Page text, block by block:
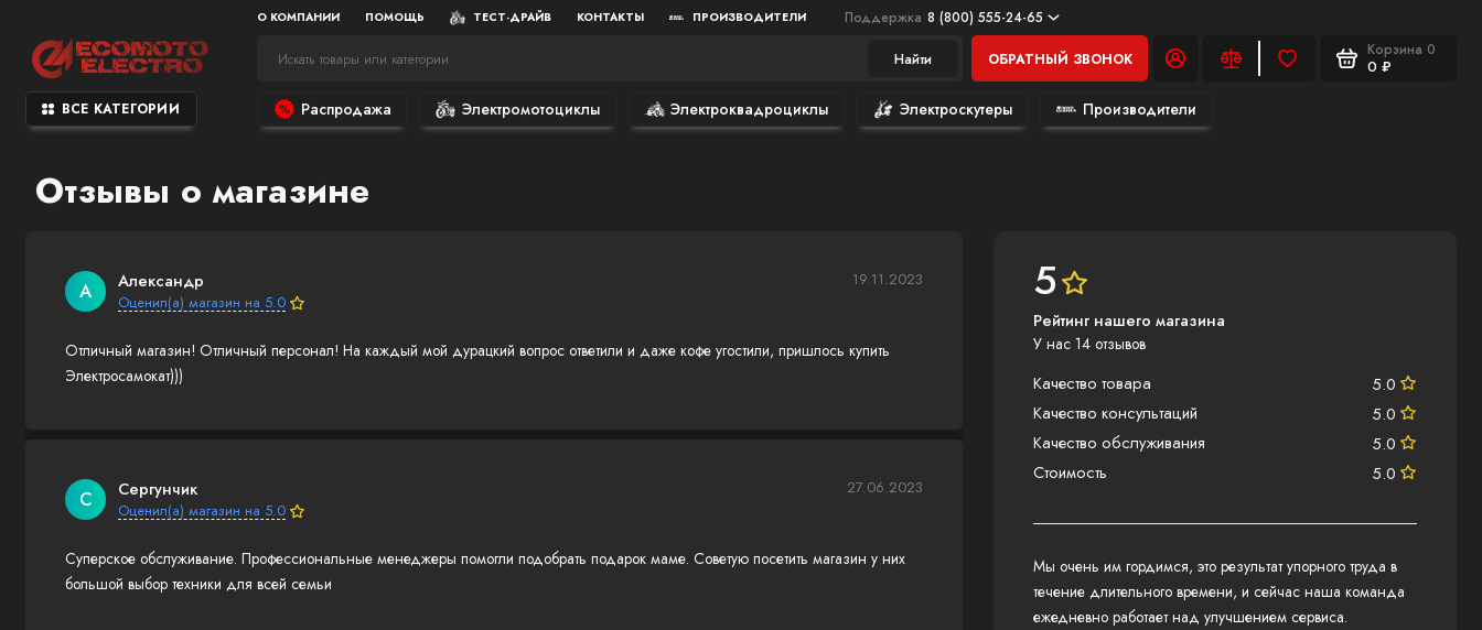
О КОМПАНИИ ПОМОЩЬ ТЕСТ-ДРАЙВ КОНТАКТЫ ПРОИЗВОДИТЕЛИ Поддержка 8 (800) 555-24-65
Найти ОБРАТНЫЙ ЗВОНОК
Корзина 0
0 ₽
ВСЕ КАТЕГОРИИ Распродажа Электромотоциклы Электроквадроциклы Электроскутеры Производители
Отзывы о магазине
А Александр
Оценил(а) магазин на 5.0
19.11.2023
Отличный магазин! Отличный персонал! На каждый мой дурацкий вопрос ответили и даже кофе угостили, пришлось купить
Электросамокат)))
С Сергунчик
Оценил(а) магазин на 5.0
27.06.2023
Суперское обслуживание. Профессиональные менеджеры помогли подобрать подарок маме. Советую посетить магазин у них
большой выбор техники для всей семьи
5
Рейтинг нашего магазина
У нас 14 отзывов
Качество товара
5.0
Качество консультаций
5.0
Качество обслуживания
5.0
Стоимость
5.0
Мы очень им гордимся, это результат упорного труда в
течение длительного времени, и сейчас наша команда
ежедневно работает над улучшением сервиса.